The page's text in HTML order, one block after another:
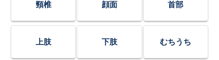
頸椎 顔面 首部
上肢 下肢 むちうち